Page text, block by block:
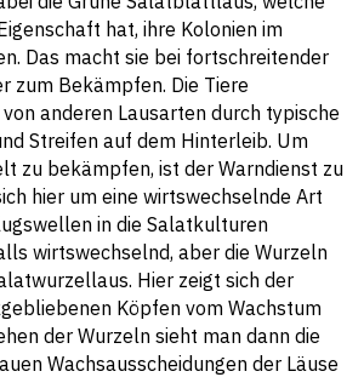
hat, ihre Kolonien im
Das macht sie bei fortschreitender
zum Bekämpfen. Die Tiere
anderen Lausarten durch typische
Streifen auf dem Hinterleib. Um
zu bekämpfen, ist der Warndienst zu
hier um eine wirtswechselnde Art
in die Salatkulturen
wirtswechselnd, aber die Wurzeln
Hier zeigt sich der
Köpfen vom Wachstum
der Wurzeln sieht man dann die
Wachsausscheidungen der Läuse